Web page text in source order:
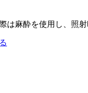
は麻酔を使用し、照